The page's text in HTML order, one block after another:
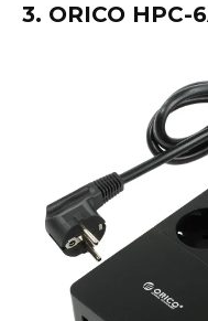
3. ORICO HPC-